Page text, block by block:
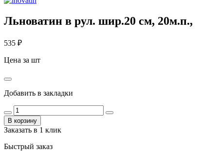
Льноватин в рул. шир.20 см, 20м.п.,
535 ₽
Цена за шт
Добавить в закладки
В корзину
Заказать в 1 клик
Быстрый заказ